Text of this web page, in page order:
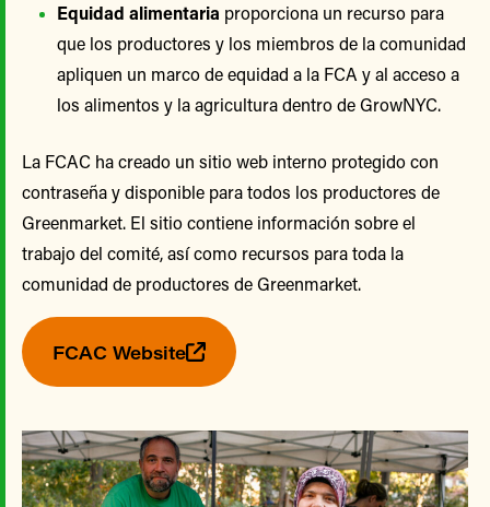
Equidad alimentaria proporciona un recurso para
que los productores y los miembros de la comunidad
apliquen un marco de equidad a la FCA y al acceso a
los alimentos y la agricultura dentro de GrowNYC.
La FCAC ha creado un sitio web interno protegido con
contraseña y disponible para todos los productores de
Greenmarket. El sitio contiene información sobre el
trabajo del comité, así como recursos para toda la
comunidad de productores de Greenmarket.
FCAC Website